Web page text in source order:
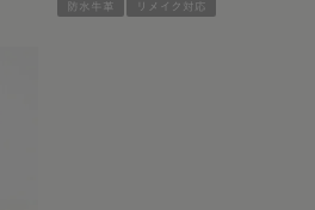
防水牛革 リメイク対応